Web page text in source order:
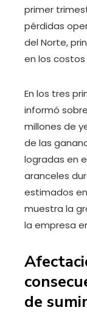
primer
pérdidas
del Norte,
en los
En los tres
informó
millones de
de las
logradas en
aranceles
estimados
muestra la
la empresa
de